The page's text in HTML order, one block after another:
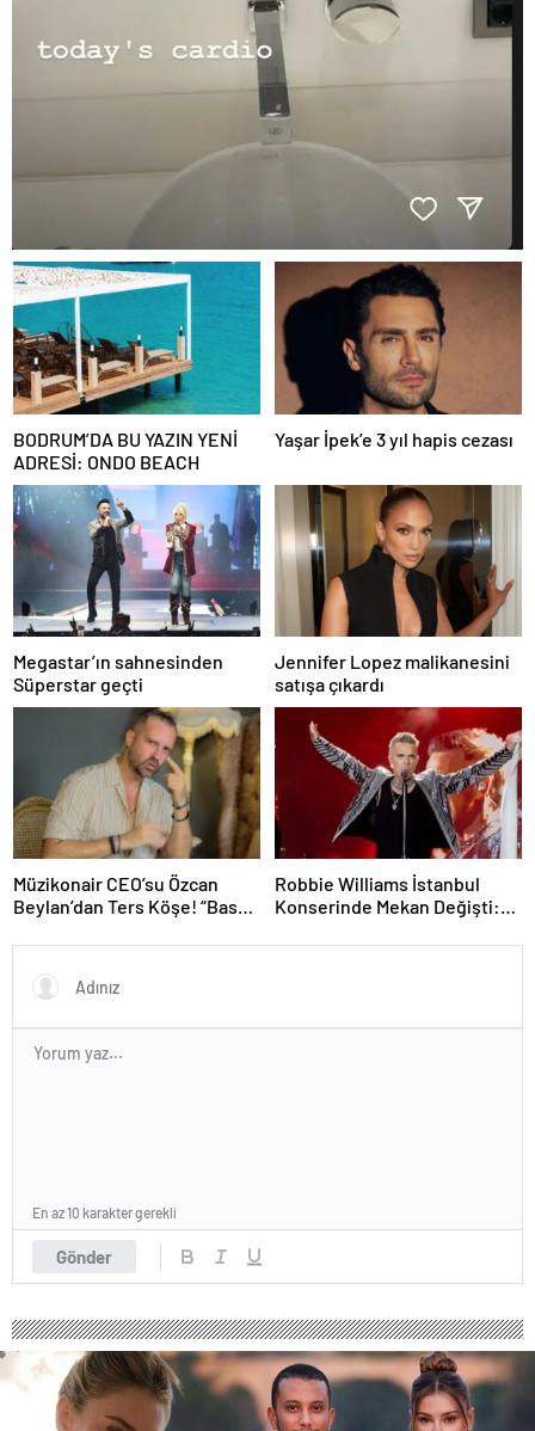
BODRUM’DA BU YAZIN YENİ
ADRESİ: ONDO BEACH
Yaşar İpek’e 3 yıl hapis cezası
Megastar’ın sahnesinden
Süperstar geçti
Jennifer Lopez malikanesini
satışa çıkardı
Müzikonair CEO’su Özcan
Beylan’dan Ters Köşe! “Bas
Adımını Attı!
Robbie Williams İstanbul
Konserinde Mekan Değişti:
Taşındı!
Gönder
En az 10 karakter gerekli